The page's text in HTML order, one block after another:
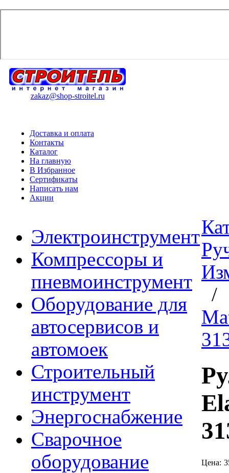
zakaz@shop-stroitel.ru
Доставка и оплата
Контакты
Каталог
На главную
В Избранное
Сертификаты
Написать нам
Акции
Электроинструмент
Компрессоры и
пневмоинструмент
Оборудование для
автосервисов и
автомоек
Строительный
инструмент
Энергоснабжение
Сварочное
оборудование
Цена: